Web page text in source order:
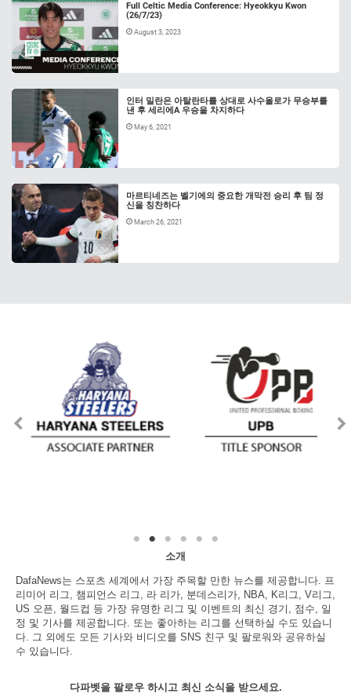
Full Celtic Media Conference: Hyeokkyu Kwon
(26/7/23)
August 3, 2023
인터 밀란은 아탈란타를 상대로 사수올로가 무승부를
낸 후 세리에A 우승을 차지하다
May 6, 2021
마르티네즈는 벨기에의 중요한 개막전 승리 후 팀 정
신을 칭찬하다
March 26, 2021
소개
DafaNews는 스포츠 세계에서 가장 주목할 만한 뉴스를 제공합니다. 프
리미어 리그, 챔피언스 리그, 라 리가, 분데스리가, NBA, K리그, V리그,
US 오픈, 월드컵 등 가장 유명한 리그 및 이벤트의 최신 경기, 점수, 일
정 및 기사를 제공합니다. 또는 좋아하는 리그를 선택하실 수도 있습니
다. 그 외에도 모든 기사와 비디오를 SNS 친구 및 팔로워와 공유하실
수 있습니다.
다파벳을 팔로우 하시고 최신 소식을 받으세요.